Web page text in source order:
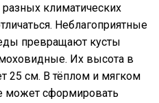
климатических
Неблагоприятные
превращают кусты
Их высота в
25 см. В тёплом и мягком
может сформировать